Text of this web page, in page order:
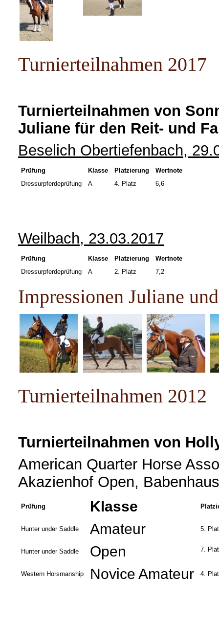
Turnierteilnahmen 2017
Turnierteilnahmen von
Juliane für den Reit- und
Beselich Obertiefenbach,
Prüfung Klasse Platzierung
Wertnote
Dressurpferdeprüfung
A 4. Platz 6,6
Weilbach, 23.03.2017
Prüfung Klasse Platzierung
Wertnote
Dressurpferdeprüfung
A 2. Platz 7,2
Impressionen Juliane
Turnierteilnahmen 2012
Turnierteilnahmen von
American Quarter Horse
Akazienhof Open,
Prüfung Klasse
Hunter under Saddle Amateur 5.
Hunter under Saddle Open 7.
Western Horsmanship Novice Amateur 4.